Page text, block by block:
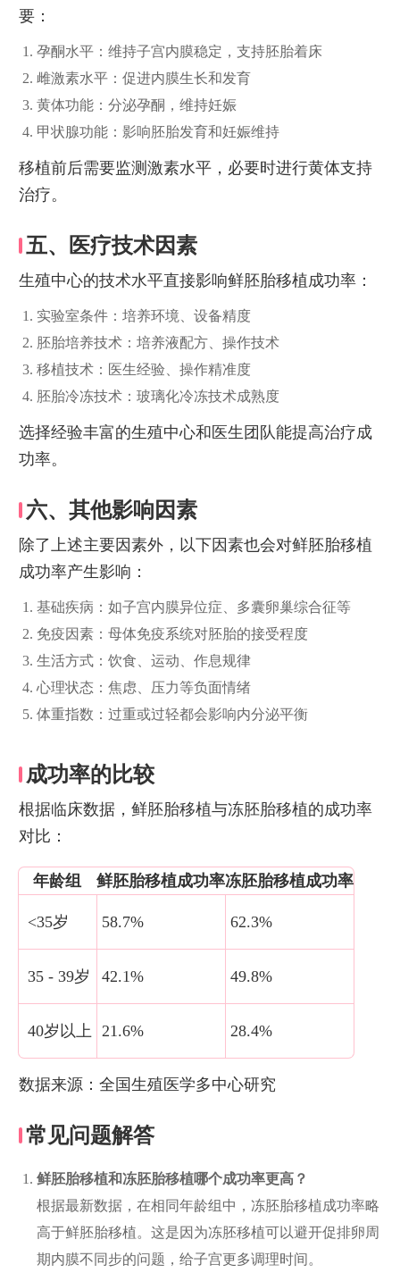
要：
孕酮水平：维持子宫内膜稳定，支持胚胎着床
雌激素水平：促进内膜生长和发育
黄体功能：分泌孕酮，维持妊娠
甲状腺功能：影响胚胎发育和妊娠维持
移植前后需要监测激素水平，必要时进行黄体支持
治疗。
五、医疗技术因素
生殖中心的技术水平直接影响鲜胚胎移植成功率：
实验室条件：培养环境、设备精度
胚胎培养技术：培养液配方、操作技术
移植技术：医生经验、操作精准度
胚胎冷冻技术：玻璃化冷冻技术成熟度
选择经验丰富的生殖中心和医生团队能提高治疗成
功率。
六、其他影响因素
除了上述主要因素外，以下因素也会对鲜胚胎移植
成功率产生影响：
基础疾病：如子宫内膜异位症、多囊卵巢综合征等
免疫因素：母体免疫系统对胚胎的接受程度
生活方式：饮食、运动、作息规律
心理状态：焦虑、压力等负面情绪
体重指数：过重或过轻都会影响内分泌平衡
成功率的比较
根据临床数据，鲜胚胎移植与冻胚胎移植的成功率
对比：
年龄组 鲜胚胎移植成功率冻胚胎移植成功率
<35岁 58.7% 62.3%
35 - 39岁 42.1% 49.8%
40岁以上 21.6% 28.4%
数据来源：全国生殖医学多中心研究
常见问题解答
鲜胚胎移植和冻胚胎移植哪个成功率更高？
根据最新数据，在相同年龄组中，冻胚胎移植成功率略
高于鲜胚胎移植。这是因为冻胚移植可以避开促排卵周
期内膜不同步的问题，给子宫更多调理时间。